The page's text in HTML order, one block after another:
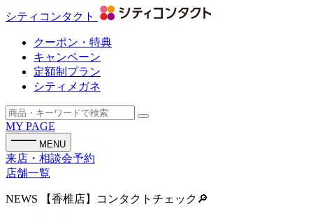
シティコンタクト
クーポン・特典
キャンペーン
定額制プラン
シティメガネ
MY PAGE
MENU
来店・相談会予約
店舗一覧
NEWS 【香椎店】コンタクトチェック🔎